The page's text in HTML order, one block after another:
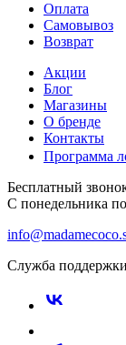
Оплата
Самовывоз
Возврат
Акции
Блог
Магазины
О бренде
Контакты
Программа
Бесплатный
С понедельника
Служба